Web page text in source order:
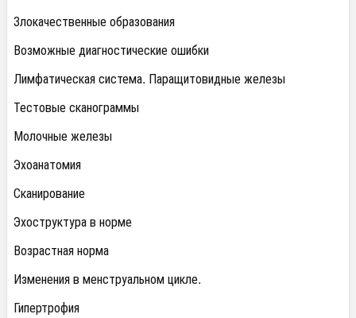
Злокачественные образования
Возможные диагностические ошибки
Лимфатическая система. Паращитовидные железы
Тестовые сканограммы
Молочные железы
Эхоанатомия
Сканирование
Эхоструктура в норме
Возрастная норма
Изменения в менструальном цикле.
Гипертрофия